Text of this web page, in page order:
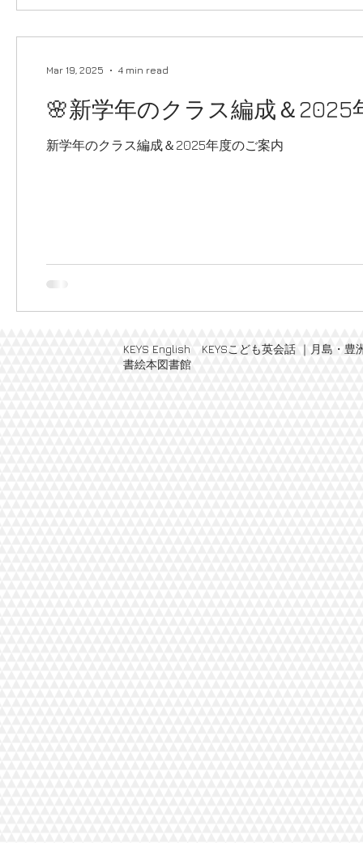
🌸新学年のクラス編成＆2025
新学年のクラス編成＆2025年度のご案内
Mar 19, 2025 4 min read
KEYS English KEYSこども英会話 ｜月島・
書絵本図書館